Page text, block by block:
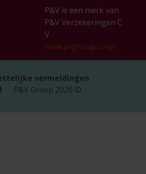
P&V is een merk van
P&V Verzekeringen C
V
www.pvgroup.coop
vermeldingen
P&V Groep 2026 ©